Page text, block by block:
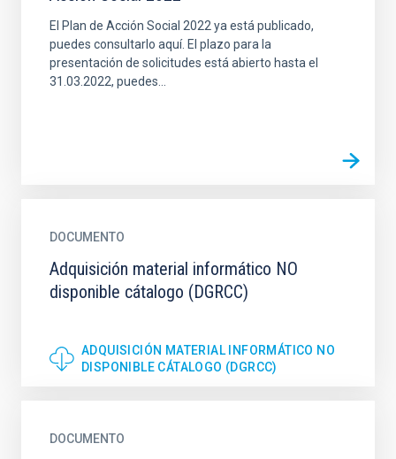
El Plan de Acción Social 2022 ya está publicado,
puedes consultarlo aquí. El plazo para la
presentación de solicitudes está abierto hasta el
31.03.2022, puedes...
DOCUMENTO
Adquisición material informático NO
disponible cátalogo (DGRCC)
ADQUISICIÓN MATERIAL INFORMÁTICO NO
DISPONIBLE CÁTALOGO (DGRCC)
DOCUMENTO